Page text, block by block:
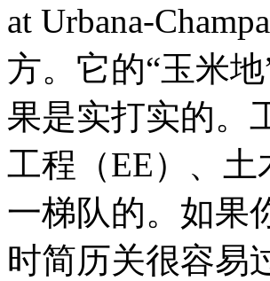
at Urbana-
方。它的“玉米
果是实打实的。
工程（EE）、
一梯队的。如果
时简历关很容易